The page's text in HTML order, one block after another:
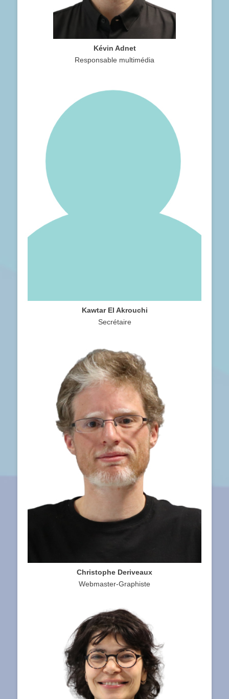
Kévin Adnet
Responsable multimédia
Kawtar El Akrouchi
Secrétaire
Christophe Deriveaux
Webmaster-Graphiste